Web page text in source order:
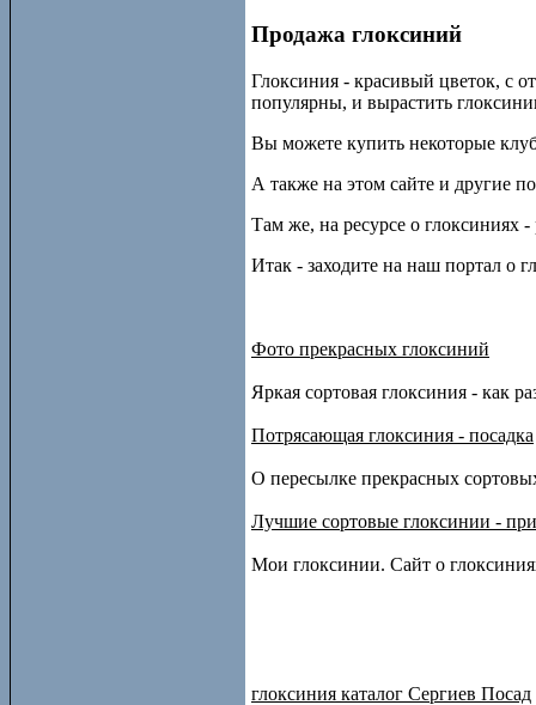
Продажа глоксиний
Глоксиния - красивый цветок, с
популярны, и вырастить
Вы можете купить некоторые
А также на этом сайте и другие
Там же, на ресурсе о глоксиниях
Итак - заходите на наш портал о
Фото прекрасных глоксиний
Яркая сортовая глоксиния - как
Потрясающая глоксиния - посадка
О пересылке прекрасных
Лучшие сортовые глоксинии -
Мои глоксинии. Сайт о
глоксиния каталог Сергиев Посад